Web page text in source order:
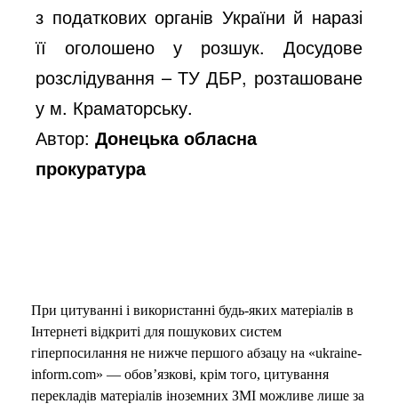
з податкових органів України й наразі
її оголошено у розшук. Досудове
розслідування – ТУ ДБР, розташоване
у м. Краматорську.
Автор:Донецька обласна
прокуратура
При цитуванні і використанні будь-яких матеріалів в
Інтернеті відкриті для пошукових систем
гіперпосилання не нижче першого абзацу на «ukraine-
inform.com» — обов’язкові, крім того, цитування
перекладів матеріалів іноземних ЗМІ можливе лише за